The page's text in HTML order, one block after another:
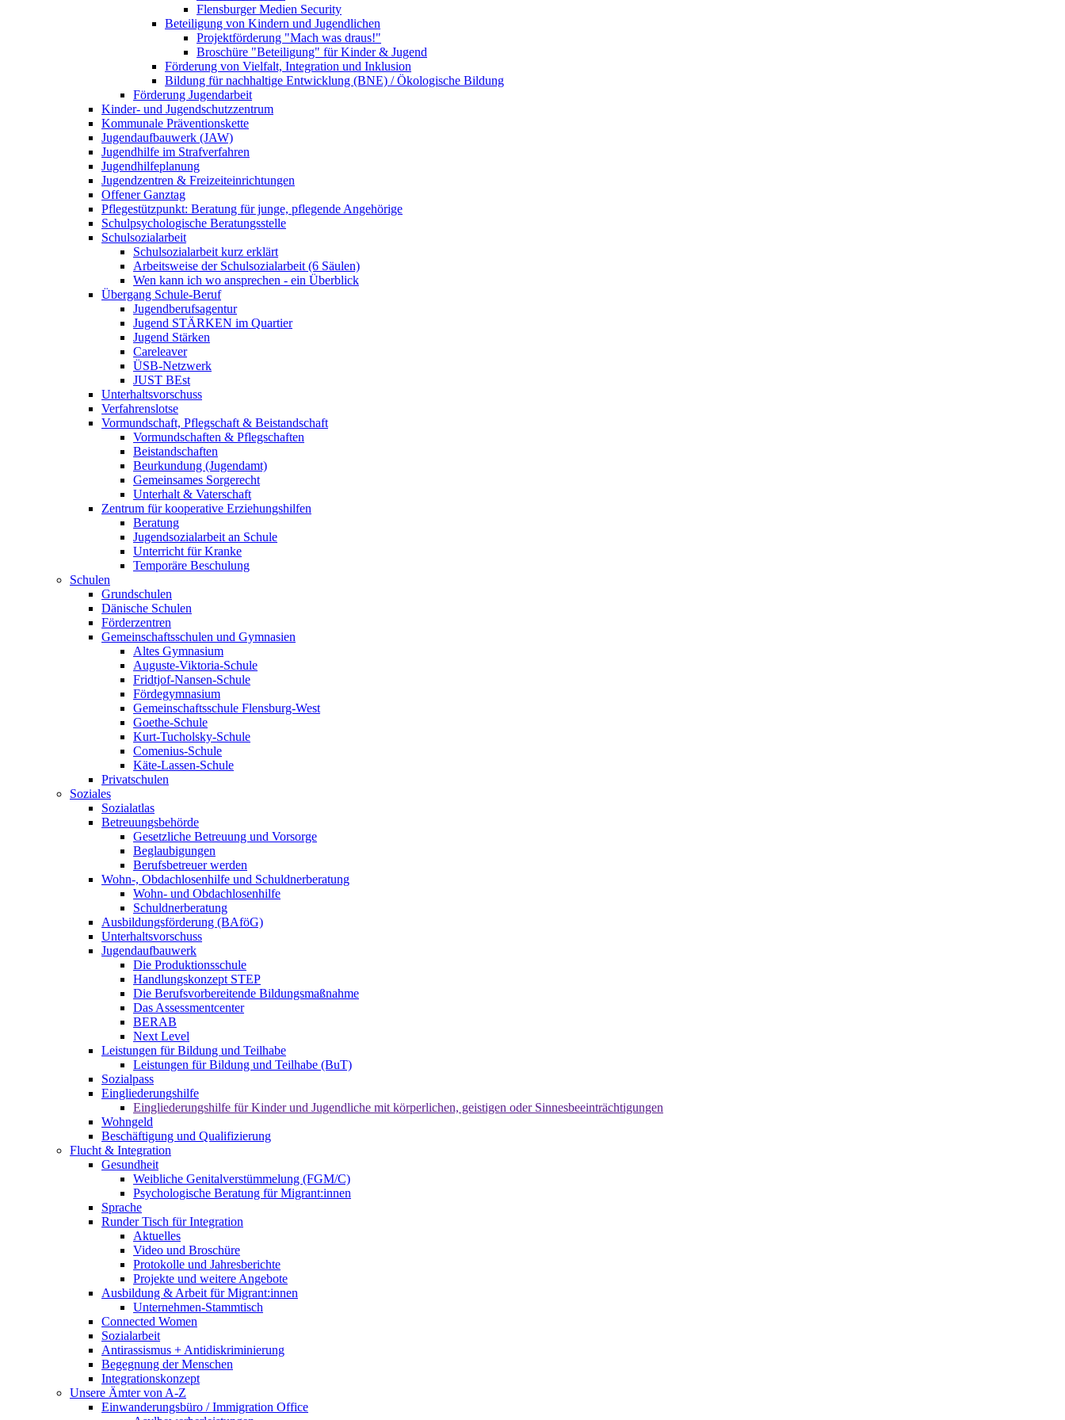
Flensburger Medien Security
Beteiligung von Kindern und Jugendlichen
Projektförderung "Mach was draus!"
Broschüre "Beteiligung" für Kinder & Jugend
Förderung von Vielfalt, Integration und Inklusion
Bildung für nachhaltige Entwicklung (BNE) / Ökologische Bildung
Förderung Jugendarbeit
Kinder- und Jugendschutzzentrum
Kommunale Präventionskette
Jugendaufbauwerk (JAW)
Jugendhilfe im Strafverfahren
Jugendhilfeplanung
Jugendzentren & Freizeiteinrichtungen
Offener Ganztag
Pflegestützpunkt: Beratung für junge, pflegende Angehörige
Schulpsychologische Beratungsstelle
Schulsozialarbeit
Schulsozialarbeit kurz erklärt
Arbeitsweise der Schulsozialarbeit (6 Säulen)
Wen kann ich wo ansprechen - ein Überblick
Übergang Schule-Beruf
Jugendberufsagentur
Jugend STÄRKEN im Quartier
Jugend Stärken
Careleaver
ÜSB-Netzwerk
JUST BEst
Unterhaltsvorschuss
Verfahrenslotse
Vormundschaft, Pflegschaft & Beistandschaft
Vormundschaften & Pflegschaften
Beistandschaften
Beurkundung (Jugendamt)
Gemeinsames Sorgerecht
Unterhalt & Vaterschaft
Zentrum für kooperative Erziehungshilfen
Beratung
Jugendsozialarbeit an Schule
Unterricht für Kranke
Temporäre Beschulung
Schulen
Grundschulen
Dänische Schulen
Förderzentren
Gemeinschaftsschulen und Gymnasien
Altes Gymnasium
Auguste-Viktoria-Schule
Fridtjof-Nansen-Schule
Fördegymnasium
Gemeinschaftsschule Flensburg-West
Goethe-Schule
Kurt-Tucholsky-Schule
Comenius-Schule
Käte-Lassen-Schule
Privatschulen
Soziales
Sozialatlas
Betreuungsbehörde
Gesetzliche Betreuung und Vorsorge
Beglaubigungen
Berufsbetreuer werden
Wohn-, Obdachlosenhilfe und Schuldnerberatung
Wohn- und Obdachlosenhilfe
Schuldnerberatung
Ausbildungsförderung (BAföG)
Unterhaltsvorschuss
Jugendaufbauwerk
Die Produktionsschule
Handlungskonzept STEP
Die Berufsvorbereitende Bildungsmaßnahme
Das Assessmentcenter
BERAB
Next Level
Leistungen für Bildung und Teilhabe
Leistungen für Bildung und Teilhabe (BuT)
Sozialpass
Eingliederungshilfe
Eingliederungshilfe für Kinder und Jugendliche mit körperlichen, geistigen oder Sinnesbeeinträchtigungen
Wohngeld
Beschäftigung und Qualifizierung
Flucht & Integration
Gesundheit
Weibliche Genitalverstümmelung (FGM/C)
Psychologische Beratung für Migrant:innen
Sprache
Runder Tisch für Integration
Aktuelles
Video und Broschüre
Protokolle und Jahresberichte
Projekte und weitere Angebote
Ausbildung & Arbeit für Migrant:innen
Unternehmen-Stammtisch
Connected Women
Sozialarbeit
Antirassismus + Antidiskriminierung
Begegnung der Menschen
Integrationskonzept
Unsere Ämter von A-Z
Einwanderungsbüro / Immigration Office